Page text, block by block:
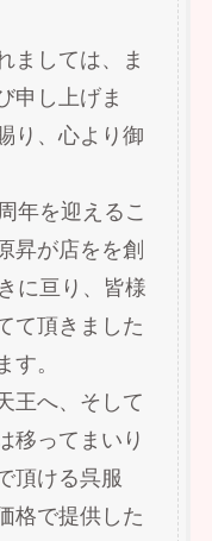
ましては、ま
申し上げま
り、心より御
年を迎えるこ
昇が店をを創
に亘り、皆様
て頂きました
す。
王へ、そして
移ってまいり
頂ける呉服
格で提供した